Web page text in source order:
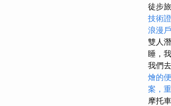
徒步
技術
浪漫
雙人
睡，
我們
燴的
案，
摩托